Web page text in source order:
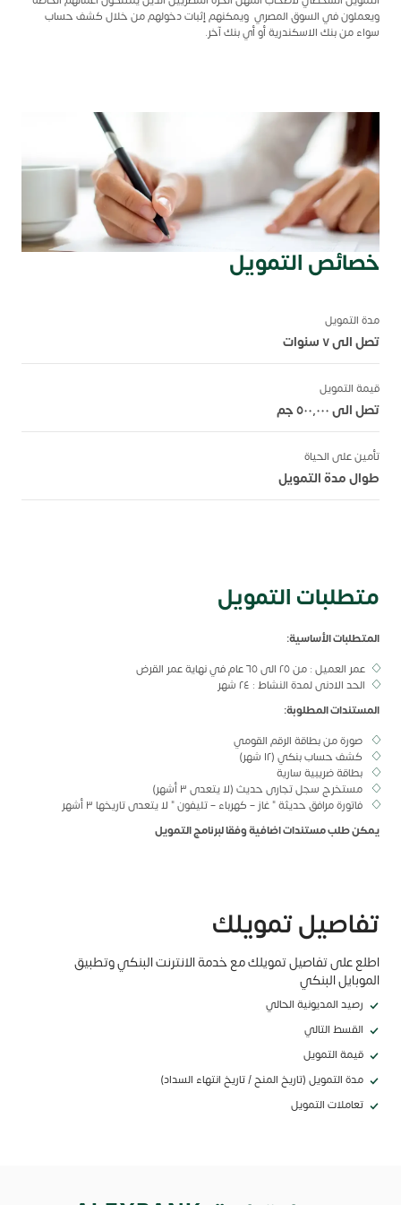
ويعملون في السوق المصري ويمكنهم إثبات دخولهم من خلال كشف حساب
سواء من بنك الاسكندرية أو أي بنك آخر.
خصائص التمويل
مدة التمويل
تصل الى ٧ سنوات
قيمة التمويل
تصل الى ٥٠٠,٠٠٠ جم
تأمين على الحياة
طوال مدة التمويل
متطلبات التمويل
المتطلبات الأساسية:
عمر العميل : من ٢٥ الى ٦٥ عام في نهاية عمر القرض
الحد الادنى لمدة النشاط : ٢٤ شهر
المستندات المطلوبة:
صورة من بطاقة الرقم القومي
كشف حساب بنكي (١٢ شهر)
بطاقة ضريبية سارية
مستخرج سجل تجارى حديث (لا يتعدى ٣ أشهر)
فاتورة مرافق حديثة " غاز – كهرباء – تليفون " لا يتعدى تاريخها ٣ أشهر
يمكن طلب مستندات اضافية وفقا لبرنامج التمويل
تفاصيل تمويلك
اطلع على تفاصيل تمويلك مع خدمة الانترنت البنكي وتطبيق
الموبايل البنكي
رصيد المديونية الحالي
القسط التالي
قيمة التمويل
مدة التمويل (تاريخ المنح / تاريخ انتهاء السداد)
تعاملات التمويل